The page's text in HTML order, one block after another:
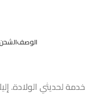
الوصف
الولادة.